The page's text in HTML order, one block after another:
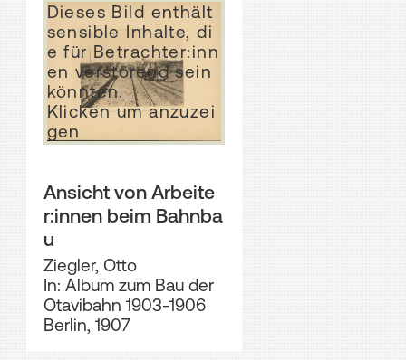
Dieses Bild enthält
sensible Inhalte, di
e für Betrachter:inn
en verstörend sein
könnten.
Klicken um anzuzei
gen
Ansicht von Arbeite
r:innen beim Bahnba
u
Ziegler, Otto
In: Album zum Bau der
Otavibahn 1903-1906
Berlin, 1907